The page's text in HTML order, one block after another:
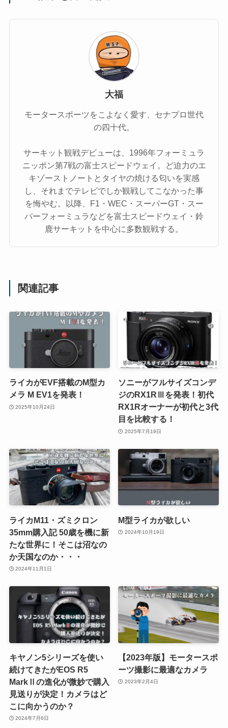
大福
モータースポーツをこよなく愛す、セナプロ世代
の四十代。
サーキット観戦デビューは、1996年フォーミュラ
ニッポン第7戦の富士スピードウェイ。ど迫力のエ
キゾーストノートとタイヤの焼ける匂いを実感
し、それまでテレビでしか観戦してこなかった事
を悔やむ。以降、F1・WEC・スーパーGT・スー
パーフォーミュラなどを富士スピードウェイ・鈴
鹿サーキットを中心に多数観戦する。
関連記事
ライカがEVF搭載のM型カ
メラ M EV1を発表！
2025年10月24日
ソニーがフルサイズコンデ
ジのRX1RⅢを発表！初代
RX1Rオーナーが初代と3代
目を比較する！
2025年7月19日
ライカM11・ズミクロン
35mm購入記 50歳を機に新
たな世界に！そこは沼なの
か天国なのか・・・
2024年11月1日
M型ライカが欲しい
2024年10月19日
キヤノン5シリーズを使い
続けてきたがEOS R5
MarkⅡの進化が微妙で購入
見送りが決定！カメラはど
こに向かうのか？
2024年7月6日
【2023年版】モータースポ
ーツ撮影に最適なカメラ
2023年2月4日